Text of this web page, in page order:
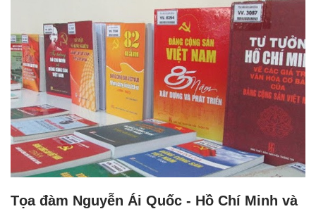
Tọa đàm Nguyễn Ái Quốc - Hồ Chí Minh và